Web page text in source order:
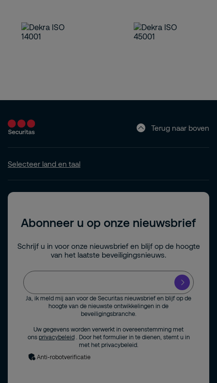
Terug naar boven
Selecteer land en taal
Abonneer u op onze nieuwsbrief
Schrijf u in voor onze nieuwsbrief en blijf op de hoogte
van het laatste beveiligingsnieuws.
Ja, ik meld mij aan voor de Securitas nieuwsbrief en blijf op de
hoogte van de nieuwste ontwikkelingen in de
beveiligingsbranche.
Uw gegevens worden verwerkt in overeenstemming met
ons privacybeleid
. Door het formulier in te dienen, stemt u in
met het privacybeleid.
Anti-robotverificatie